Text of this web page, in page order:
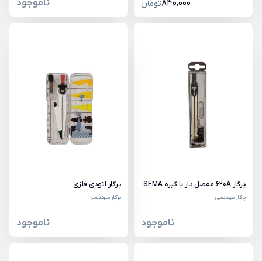
840,000تومان ناموجود
پرگار 620A مفصل دار با گیره SEMA
پرگار مهندسی
ناموجود
پرگار اتودی فلزی
پرگار مهندسی
ناموجود